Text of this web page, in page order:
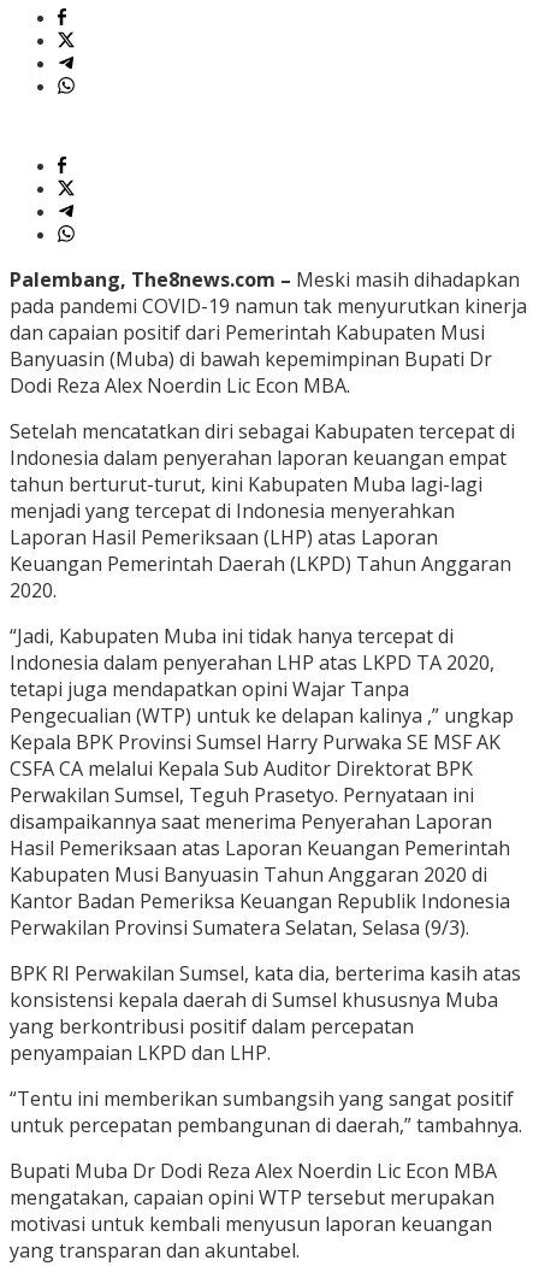
Palembang, The8news.com – Meski masih dihadapkan
pada pandemi COVID-19 namun tak menyurutkan kinerja
dan capaian positif dari Pemerintah Kabupaten Musi
Banyuasin (Muba) di bawah kepemimpinan Bupati Dr
Dodi Reza Alex Noerdin Lic Econ MBA.
Setelah mencatatkan diri sebagai Kabupaten tercepat di
Indonesia dalam penyerahan laporan keuangan empat
tahun berturut-turut, kini Kabupaten Muba lagi-lagi
menjadi yang tercepat di Indonesia menyerahkan
Laporan Hasil Pemeriksaan (LHP) atas Laporan
Keuangan Pemerintah Daerah (LKPD) Tahun Anggaran
2020.
“Jadi, Kabupaten Muba ini tidak hanya tercepat di
Indonesia dalam penyerahan LHP atas LKPD TA 2020,
tetapi juga mendapatkan opini Wajar Tanpa
Pengecualian (WTP) untuk ke delapan kalinya ,” ungkap
Kepala BPK Provinsi Sumsel Harry Purwaka SE MSF AK
CSFA CA melalui Kepala Sub Auditor Direktorat BPK
Perwakilan Sumsel, Teguh Prasetyo. Pernyataan ini
disampaikannya saat menerima Penyerahan Laporan
Hasil Pemeriksaan atas Laporan Keuangan Pemerintah
Kabupaten Musi Banyuasin Tahun Anggaran 2020 di
Kantor Badan Pemeriksa Keuangan Republik Indonesia
Perwakilan Provinsi Sumatera Selatan, Selasa (9/3).
BPK RI Perwakilan Sumsel, kata dia, berterima kasih atas
konsistensi kepala daerah di Sumsel khususnya Muba
yang berkontribusi positif dalam percepatan
penyampaian LKPD dan LHP.
“Tentu ini memberikan sumbangsih yang sangat positif
untuk percepatan pembangunan di daerah,” tambahnya.
Bupati Muba Dr Dodi Reza Alex Noerdin Lic Econ MBA
mengatakan, capaian opini WTP tersebut merupakan
motivasi untuk kembali menyusun laporan keuangan
yang transparan dan akuntabel.